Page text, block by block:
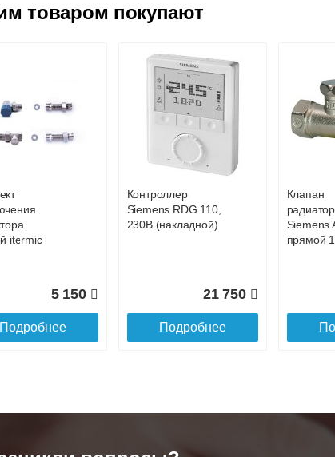
Конвектор
решеткой
GRILL.LGA-20-
1700 natural
33 724
Подробнее
1800
с
20-
Подробнее
Конвектор
ITT.080.200.600 с
GRILL.SGA-20-600
gold
Подробнее
решеткой
Конвектор
товаром покупают
itermic
5 150
Подробнее
Контроллер
Siemens RDG 110,
230В (накладной)
21 750
Подробнее
Клапан
Siemens
прямой